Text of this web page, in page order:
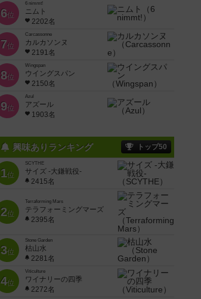
6位
6 nimmt!
ニムト
2202名
7位
Carcassonne
カルカソンヌ
2191名
8位
Wingspan
ウイングスパン
2150名
9位
Azul
アズール
1903名
興味ありランキング トップ50
1位
SCYTHE
サイズ -大鎌戦役-
2415名
2位
Terraforming Mars
テラフォーミングマーズ
2395名
3位
Stone Garden
枯山水
2281名
4位
Viticulture
ワイナリーの四季
2272名